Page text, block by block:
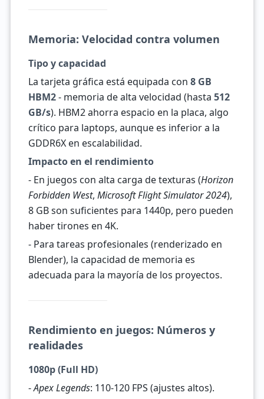
Memoria: Velocidad contra volumen
Tipo y capacidad
La tarjeta gráfica está equipada con 8 GB
HBM2- memoria de alta velocidad (hasta 512
GB/s). HBM2 ahorra espacio en la placa, algo
crítico para laptops, aunque es inferior a la
GDDR6X en escalabilidad.
Impacto en el rendimiento
- En juegos con alta carga de texturas (Horizon
Forbidden West, Microsoft Flight Simulator 2024),
8 GB son suficientes para 1440p, pero pueden
haber tirones en 4K.
- Para tareas profesionales (renderizado en
Blender), la capacidad de memoria es
adecuada para la mayoría de los proyectos.
Rendimiento en juegos: Números y
realidades
1080p (Full HD)
-Apex Legends: 110-120 FPS (ajustes altos).